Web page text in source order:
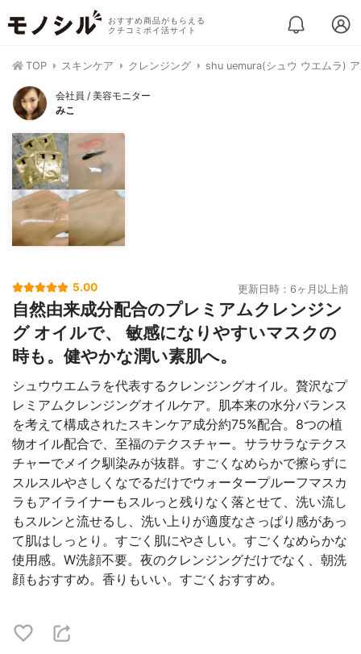
おすすめ商品がもらえる
クチコミポイ活サイト
TOP スキンケア クレンジング shu uemura(シュウ ウエムラ)
会社員 / 美容モニター
みこ
5.00 更新日時：6ヶ月以上前
自然由来成分配合のプレミアムクレンジン
グ オイルで、 敏感になりやすいマスクの
時も。健やかな潤い素肌へ。
シュウウエムラを代表するクレンジングオイル。贅沢なプ
レミアムクレンジングオイルケア。肌本来の水分バランス
を考えて構成されたスキンケア成分約75%配合。8つの植
物オイル配合で、至福のテクスチャー。サラサラなテクス
チャーでメイク馴染みが抜群。すごくなめらかで擦らずに
スルスルやさしくなでるだけでウォータープルーフマスカ
ラもアイライナーもスルっと残りなく落とせて、洗い流し
もスルンと流せるし、洗い上りが適度なさっぱり感があっ
て肌はしっとり。すごく肌にやさしい。すごくなめらかな
使用感。W洗顔不要。夜のクレンジングだけでなく、朝洗
顔もおすすめ。香りもいい。すごくおすすめ。